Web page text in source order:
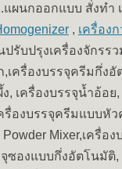
แผนกออกแบบ สั่งทำ
, เครื่อง
ปรับปรุงเครื่องจักรร
ครื่องบรรจุครีมกึ่ง
, เครื่องบรรจุน้ำอ้
องบรรจุครีมแบบหั
Powder Mixer,เค
องแบบกึ่งอัตโนมัติ,